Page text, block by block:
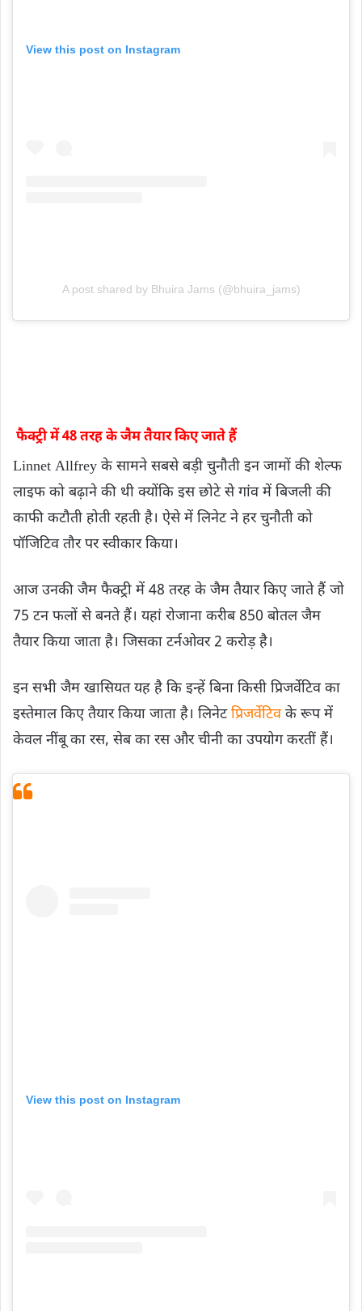
View this post on Instagram
A post shared by Bhuira Jams (@bhuira_jams)
फैक्ट्री में 48 तरह के जैम तैयार किए जाते हैं
Linnet Allfrey के सामने सबसे बड़ी चुनौती इन जामों की शेल्फ
लाइफ को बढ़ाने की थी क्योंकि इस छोटे से गांव में बिजली की
काफी कटौती होती रहती है। ऐसे में लिनेट ने हर चुनौती को
पॉजिटिव तौर पर स्वीकार किया।
आज उनकी जैम फैक्ट्री में 48 तरह के जैम तैयार किए जाते हैं जो
75 टन फलों से बनते हैं। यहां रोजाना करीब 850 बोतल जैम
तैयार किया जाता है। जिसका टर्नओवर 2 करोड़ है।
इन सभी जैम खासियत यह है कि इन्हें बिना किसी प्रिजर्वेटिव का
इस्तेमाल किए तैयार किया जाता है। लिनेटप्रिजर्वेटिवके रूप में
केवल नींबू का रस, सेब का रस और चीनी का उपयोग करतीं हैं।
View this post on Instagram